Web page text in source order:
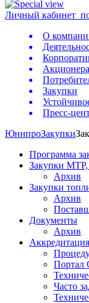
Личный кабинет
О
Закупки
Пресс-
ЮнипроЗакупки
Программа
Закупки МТР,
Архив
Закупки
Архив
Документы
Архив
Портал
Часто